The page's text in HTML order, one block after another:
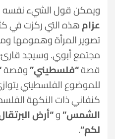
ويمكن قول الشيء نفسه
عزامهذه التي ركزت في
تصوير المرأة وهمومها
مجتمع أبوي. وسيجد
قصة“فلسطيني”وقصة
للموضوع الفلسطيني
كنفاني ذات النكهة
الشمس”و“أرض
لكم”.